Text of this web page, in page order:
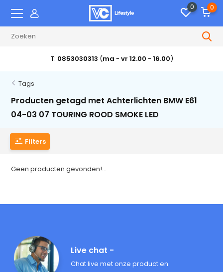
0 0
T: 0853030313 (ma - vr 12.00 - 16.00)
Tags
Producten getagd met Achterlichten BMW E61
04-03 07 TOURING ROOD SMOKE LED
Filters
Geen producten gevonden!...
Live chat -
Chat live met onze product en